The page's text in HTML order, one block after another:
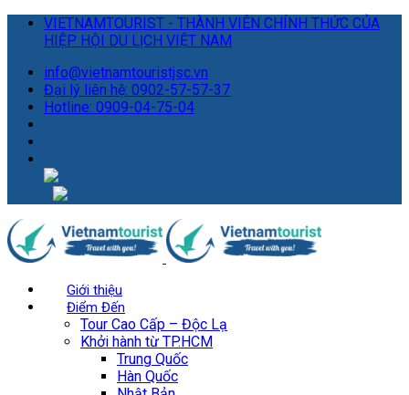
VIETNAMTOURIST - THÀNH VIÊN CHÍNH THỨC CỦA
HIỆP HỘI DU LỊCH VIỆT NAM
info@vietnamtouristjsc.vn
Đại lý liên hệ: 0902-57-57-37
Hotline: 0909-04-75-04
Giới thiệu
Điểm Đến
Tour Cao Cấp – Độc Lạ
Khởi hành từ TP.HCM
Trung Quốc
Hàn Quốc